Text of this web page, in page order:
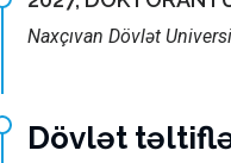
Naxçıvan Dövlət
Dövlət